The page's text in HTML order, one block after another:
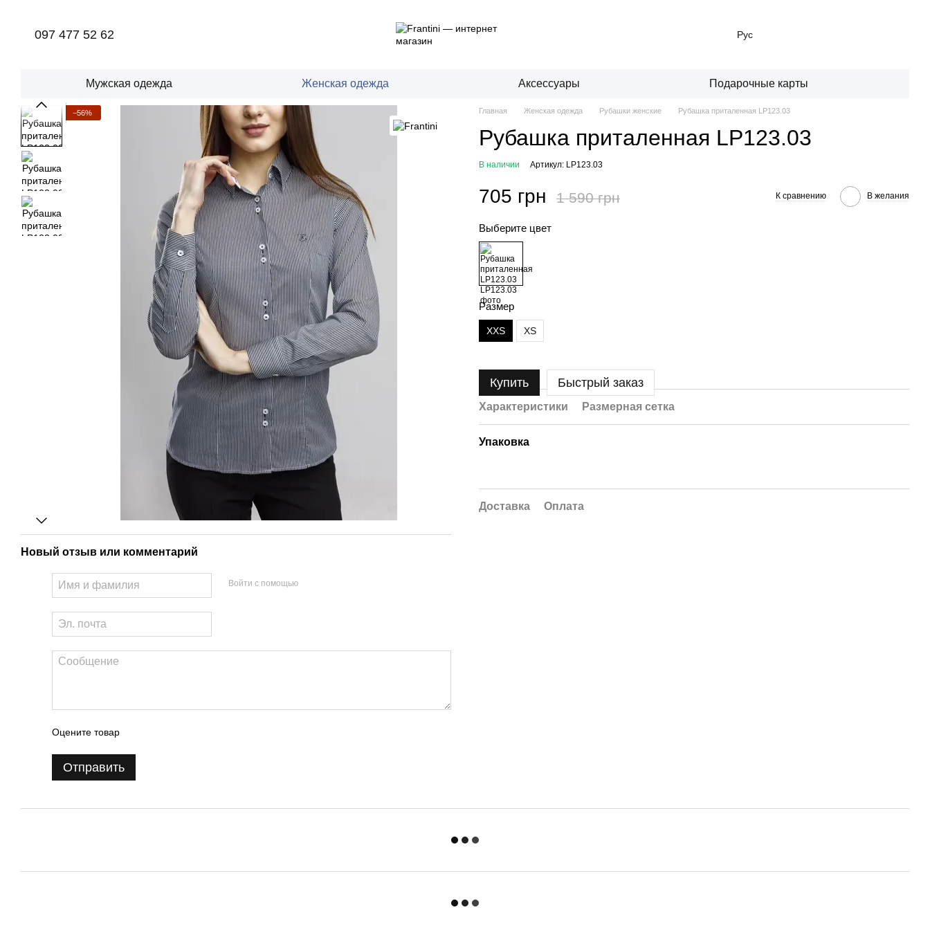
097 477 52 62 Рус
Мужская одежда Женская одежда Аксессуары Подарочные карты
−56%
Новый отзыв или комментарий
Войти с помощью
Оцените товар
Отправить
Главная Женская одежда Рубашки женские Рубашка приталенная LP123.03
Рубашка приталенная LP123.03
В наличии Артикул: LP123.03
705 грн 1 590 грн К сравнению В желания
Выберите цвет
Размер
XXS XS
Купить Быстрый заказ
Характеристики Размерная сетка
Упаковка
Доставка Оплата